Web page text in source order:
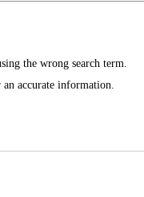
the wrong search term.
accurate information.